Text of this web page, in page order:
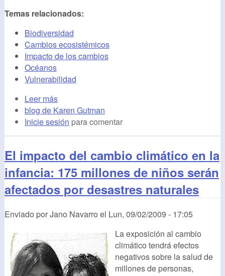
Temas relacionados:
Biodiversidad
Cambios ecosistémicos
Impacto de los cambios
Océanos
Vulnerabilidad
Leer más
blog de Karen Gutman
Inicie sesión para comentar
El impacto del cambio climático en la
infancia: 175 millones de niños serán
afectados por desastres naturales
Enviado porJano Navarro el Lun, 09/02/2009 - 17:05
La exposición al cambio
climático tendrá efectos
negativos sobre la salud de
millones de personas,